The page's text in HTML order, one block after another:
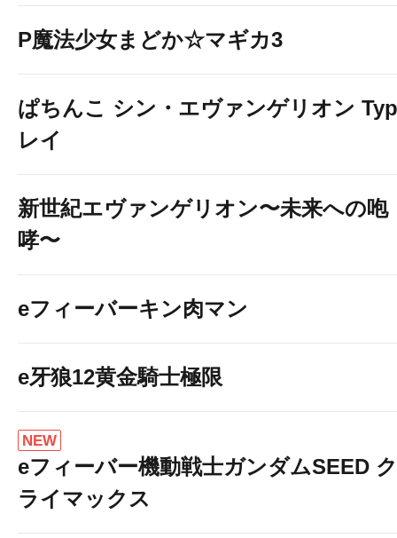
P魔法少女まどか☆マギカ3
ぱちんこ シン・エヴァンゲリオン
レイ
新世紀エヴァンゲリオン〜未来への咆
哮〜
eフィーバーキン肉マン
e牙狼12黄金騎士極限
NEW
eフィーバー機動戦士ガンダムSEED ク
ライマックス